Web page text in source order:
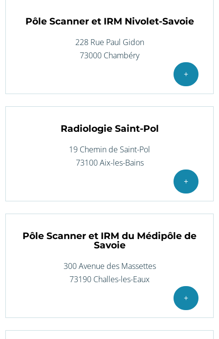
Pôle Scanner et IRM Nivolet-Savoie
228 Rue Paul Gidon
73000 Chambéry
+
Radiologie Saint-Pol
19 Chemin de Saint-Pol
73100 Aix-les-Bains
+
Pôle Scanner et IRM du Médipôle de
Savoie
300 Avenue des Massettes
73190 Challes-les-Eaux
+